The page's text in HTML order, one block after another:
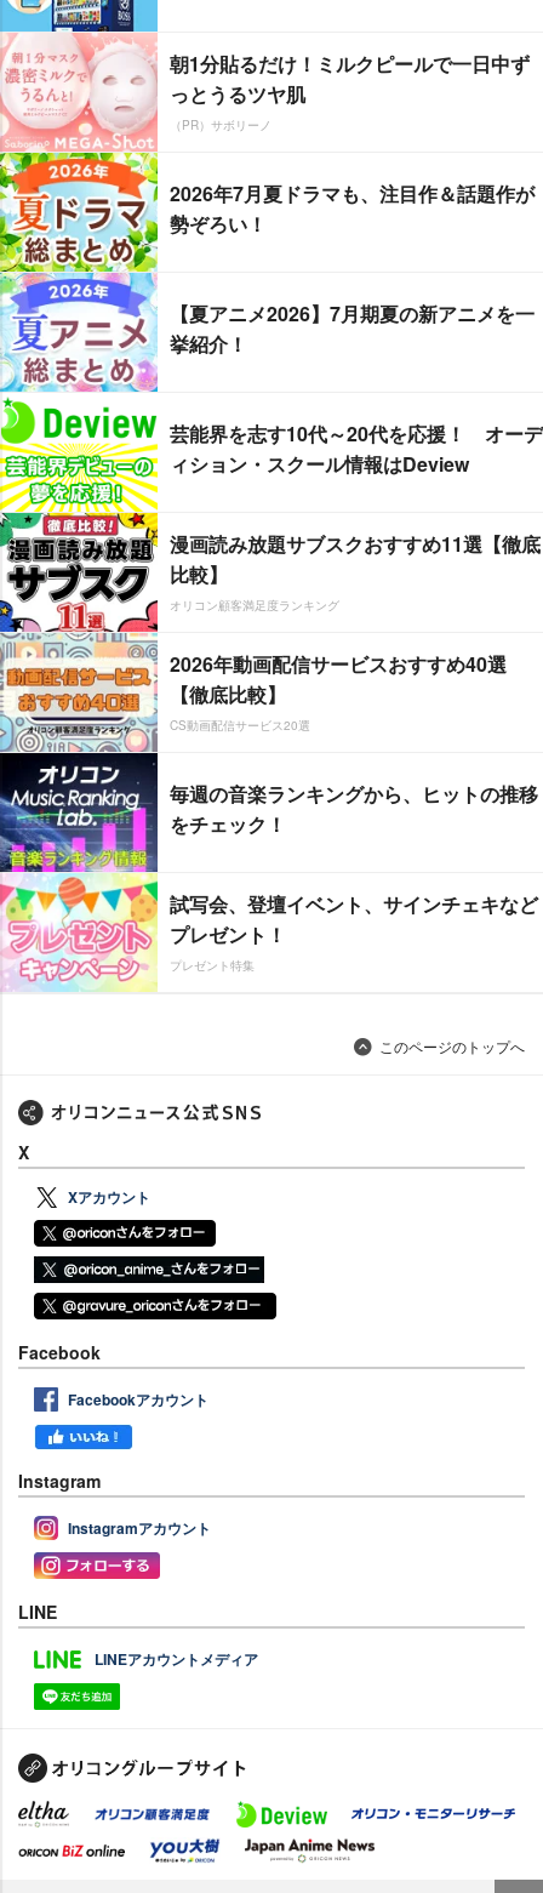
朝1分貼るだけ！ミルクピールで一日中ず
っとうるツヤ肌
（PR）サボリーノ
2026年7月夏ドラマも、注目作＆話題作が
勢ぞろい！
【夏アニメ2026】7月期夏の新アニメを一
挙紹介！
芸能界を志す10代～20代を応援！ オーデ
ィション・スクール情報はDeview
漫画読み放題サブスクおすすめ11選【徹底
比較】
オリコン顧客満足度ランキング
2026年動画配信サービスおすすめ40選
【徹底比較】
CS動画配信サービス20選
毎週の音楽ランキングから、ヒットの推移
をチェック！
試写会、登壇イベント、サインチェキなど
プレゼント！
プレゼント特集
このページのトップへ
X
Xアカウント
Facebook
Facebookアカウント
Instagram
Instagramアカウント
LINE
LINEアカウントメディア